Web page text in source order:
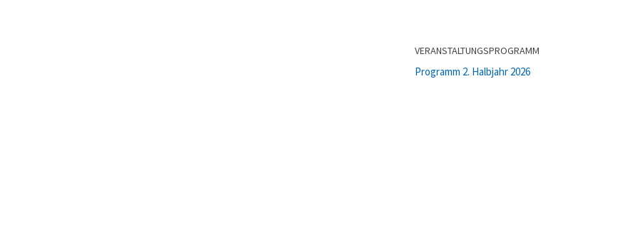
VERANSTALTUNGSPROGRAMM
Programm 2. Halbjahr 2026